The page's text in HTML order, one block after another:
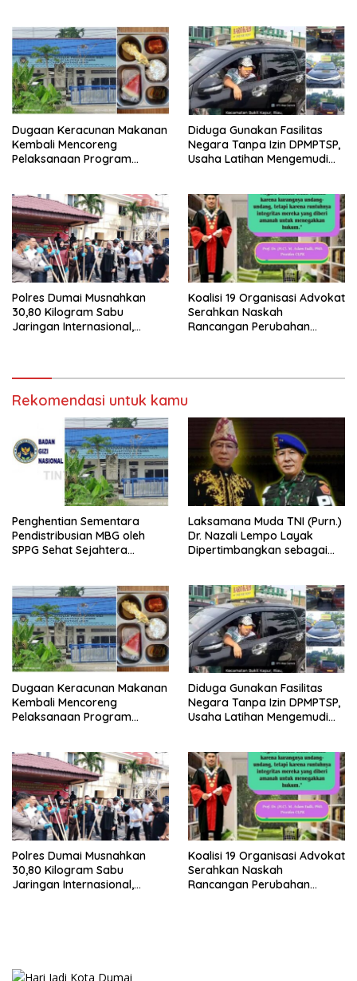
Berkompromi terhadap
Penegakan Hukum
Dugaan Keracunan Makanan
Kembali Mencoreng
Pelaksanaan Program
Bersama Kota Dumai
Diduga Gunakan Fasilitas
Negara Tanpa Izin DPMPTSP,
Usaha Latihan Mengemudi
Polres Dumai Musnahkan
30,80 Kilogram Sabu
Jaringan Internasional,
Koalisi 19 Organisasi Advokat
Serahkan Naskah
Rancangan Perubahan
Rekomendasi untuk kamu
Penghentian Sementara
Pendistribusian MBG oleh
SPPG Sehat Sejahtera
Laksamana Muda TNI (Purn.)
Dr. Nazali Lempo Layak
Dipertimbangkan sebagai
Berkompromi terhadap
Penegakan Hukum
Dugaan Keracunan Makanan
Kembali Mencoreng
Pelaksanaan Program
Bersama Kota Dumai
Diduga Gunakan Fasilitas
Negara Tanpa Izin DPMPTSP,
Usaha Latihan Mengemudi
Polres Dumai Musnahkan
30,80 Kilogram Sabu
Jaringan Internasional,
Koalisi 19 Organisasi Advokat
Serahkan Naskah
Rancangan Perubahan